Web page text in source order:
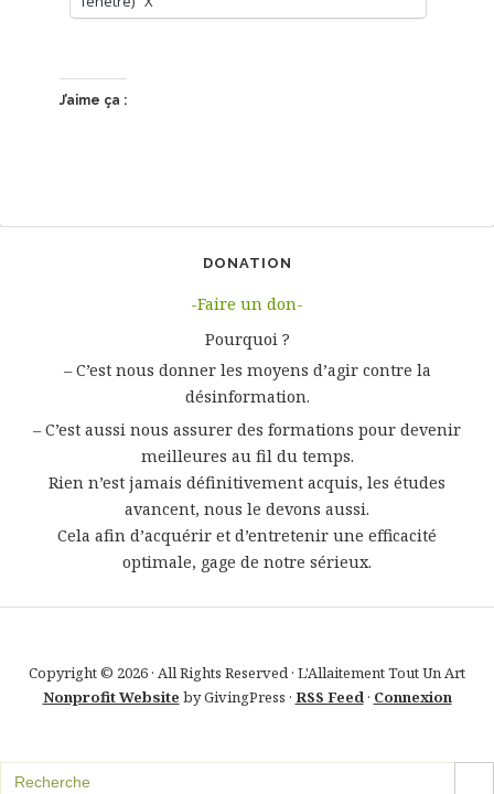
J’aime ça :
DONATION
-Faire un don-
Pourquoi ?
– C’est nous donner les moyens d’agir contre la
désinformation.
– C’est aussi nous assurer des formations pour devenir
meilleures au fil du temps.
Rien n’est jamais définitivement acquis, les études
avancent, nous le devons aussi.
Cela afin d’acquérir et d’entretenir une efficacité
optimale, gage de notre sérieux.
Copyright © 2026 · All Rights Reserved · L'Allaitement Tout Un Art
Nonprofit Website by GivingPress · RSS Feed· Connexion
Search
for:
SEARCH